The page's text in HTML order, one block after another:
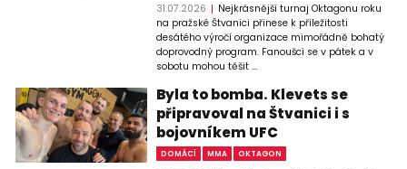
31.07.2026
Nejkrásnější turnaj Oktagonu roku
na pražské Štvanici přinese k příležitosti
desátého výročí organizace mimořádně bohatý
doprovodný program. Fanoušci se v pátek a v
sobotu mohou těšit ...
Byla to bomba. Klevets se
připravoval na Štvanici i s
bojovníkem UFC
DOMÁCÍ MMA OKTAGON